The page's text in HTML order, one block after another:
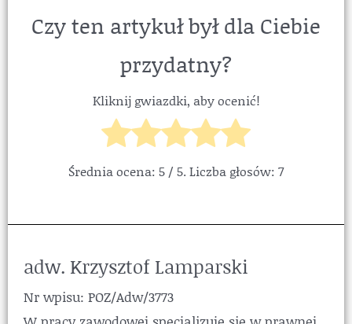
Czy ten artykuł był dla Ciebie
przydatny?
Kliknij gwiazdki, aby ocenić!
Średnia ocena: 5 / 5. Liczba głosów: 7
adw. Krzysztof Lamparski
Nr wpisu: POZ/Adw/3773